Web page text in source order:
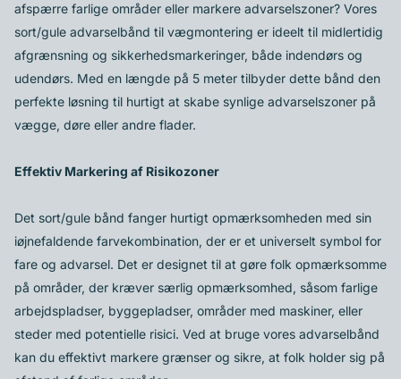
afspærre farlige områder eller markere advarselszoner? Vores
sort/gule advarselbånd til vægmontering er ideelt til midlertidig
afgrænsning og sikkerhedsmarkeringer, både indendørs og
udendørs. Med en længde på 5 meter tilbyder dette bånd den
perfekte løsning til hurtigt at skabe synlige advarselszoner på
vægge, døre eller andre flader.
Effektiv Markering af Risikozoner
Det sort/gule bånd fanger hurtigt opmærksomheden med sin
iøjnefaldende farvekombination, der er et universelt symbol for
fare og advarsel. Det er designet til at gøre folk opmærksomme
på områder, der kræver særlig opmærksomhed, såsom farlige
arbejdspladser, byggepladser, områder med maskiner, eller
steder med potentielle risici. Ved at bruge vores advarselbånd
kan du effektivt markere grænser og sikre, at folk holder sig på